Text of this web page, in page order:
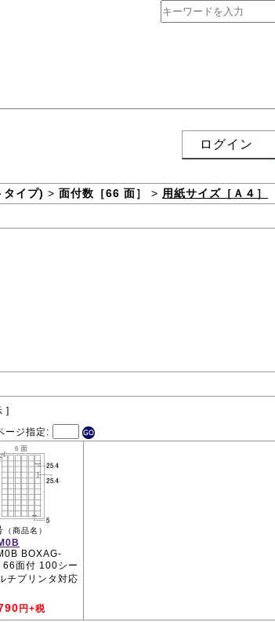
ログイン
タイプ) > 面付数［66 面］ > 用紙サイズ［Ａ４］
]
ージ指定:
（商品名）
BOXAG-
面付 100シー
チプリンタ対応
円+税